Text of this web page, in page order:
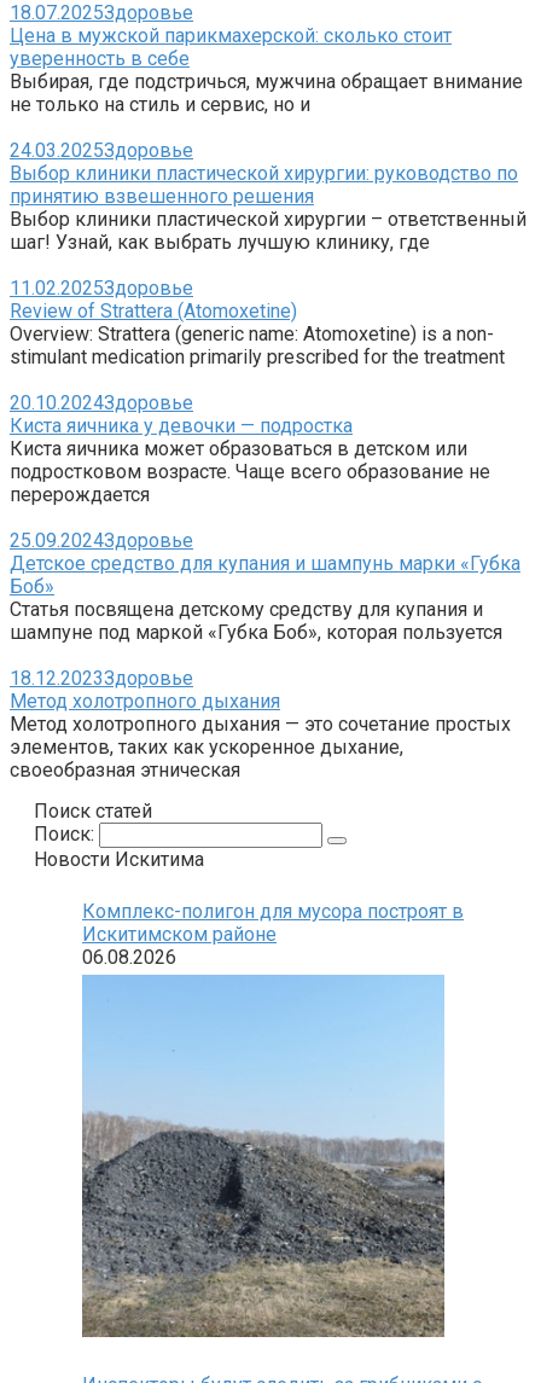
18.07.2025Здоровье
Цена в мужской парикмахерской: сколько стоит
уверенность в себе
Выбирая, где подстричься, мужчина обращает внимание
не только на стиль и сервис, но и
24.03.2025Здоровье
Выбор клиники пластической хирургии: руководство по
принятию взвешенного решения
Выбор клиники пластической хирургии – ответственный
шаг! Узнай, как выбрать лучшую клинику, где
11.02.2025Здоровье
Review of Strattera (Atomoxetine)
Overview: Strattera (generic name: Atomoxetine) is a non-
stimulant medication primarily prescribed for the treatment
20.10.2024Здоровье
Киста яичника у девочки — подростка
Киста яичника может образоваться в детском или
подростковом возрасте. Чаще всего образование не
перерождается
25.09.2024Здоровье
Детское средство для купания и шампунь марки «Губка
Боб»
Статья посвящена детскому средству для купания и
шампуне под маркой «Губка Боб», которая пользуется
18.12.2023Здоровье
Метод холотропного дыхания
Метод холотропного дыхания — это сочетание простых
элементов, таких как ускоренное дыхание,
своеобразная этническая
Поиск статей
Поиск:
Новости Искитима
Комплекс-полигон для мусора построят в
Искитимском районе
06.08.2026